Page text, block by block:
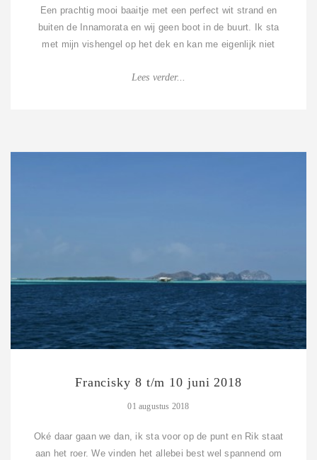
Een prachtig mooi baaitje met een perfect wit strand en
buiten de Innamorata en wij geen boot in de buurt. Ik sta
met mijn vishengel op het dek en kan me eigenlijk niet
Lees verder...
Francisky 8 t/m 10 juni 2018
01 augustus 2018
Oké daar gaan we dan, ik sta voor op de punt en Rik staat
aan het roer. We vinden het allebei best wel spannend om